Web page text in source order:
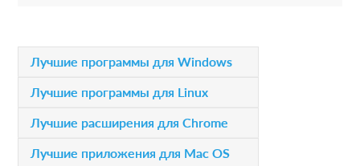
i
o
n
P
m
Лучшие программы для Windows
Лучшие программы для Linux
Лучшие расширения для Chrome
Лучшие приложения для Mac OS